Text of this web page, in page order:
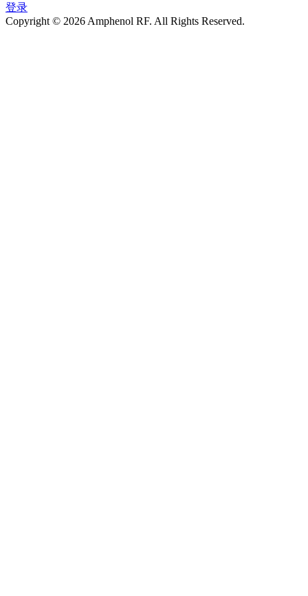
登录
Copyright © 2026 Amphenol RF. All Rights Reserved.